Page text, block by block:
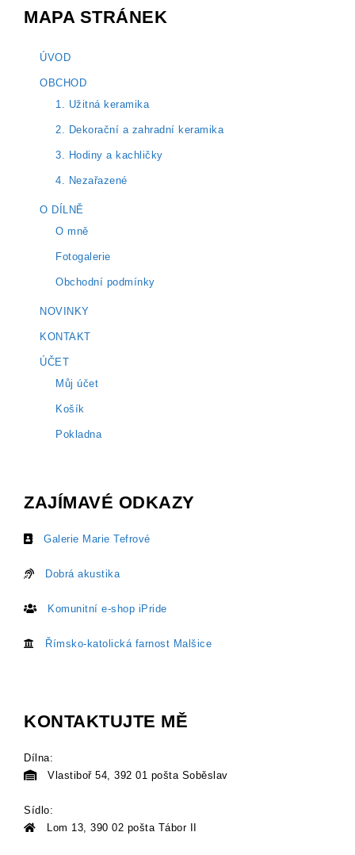
MAPA STRÁNEK
ÚVOD
OBCHOD
1. Užitná keramika
2. Dekorační a zahradní keramika
3. Hodiny a kachličky
4. Nezařazené
O DÍLNĚ
O mně
Fotogalerie
Obchodní podmínky
NOVINKY
KONTAKT
ÚČET
Můj účet
Košík
Pokladna
ZAJÍMAVÉ ODKAZY
Galerie Marie Tefrové
Dobrá akustika
Komunitní e-shop iPride
Římsko-katolická farnost Malšice
KONTAKTUJTE MĚ
Dílna:
Vlastiboř 54, 392 01 pošta Soběslav
Sídlo:
Lom 13, 390 02 pošta Tábor II